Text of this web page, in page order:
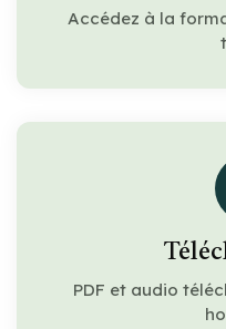
Accédez à la
PDF et audio